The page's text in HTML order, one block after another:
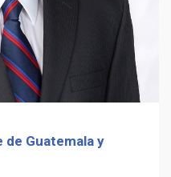
de Guatemala y